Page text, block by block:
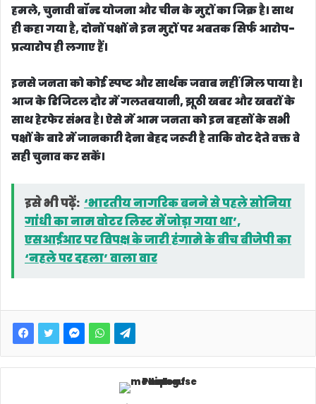
हमले, चुनावी बॉन्ड योजना और चीन के मुद्दों का जिक्र है। साथ
ही कहा गया है, दोनों पक्षों ने इन मुद्दों पर अबतक सिर्फ आरोप-
प्रत्यारोप ही लगाए हैं।
इनसे जनता को कोई स्पष्ट और सार्थक जवाब नहीं मिल पाया है।
आज के डिजिटल दौर में गलतबयानी, झूठी खबर और खबरों के
साथ हेरफेर संभव है। ऐसे में आम जनता को इन बहसों के सभी
पक्षों के बारे में जानकारी देना बेहद जरूरी है ताकि वोट देते वक्त वे
सही चुनाव कर सकें।
इसे भी पढ़ें: ‘भारतीय नागरिक बनने से पहले सोनिया
गांधी का नाम वोटर लिस्ट में जोड़ा गया था’,
एसआईआर पर विपक्ष के जारी हंगामे के बीच बीजेपी का
‘नहले पर दहला’ वाला वार